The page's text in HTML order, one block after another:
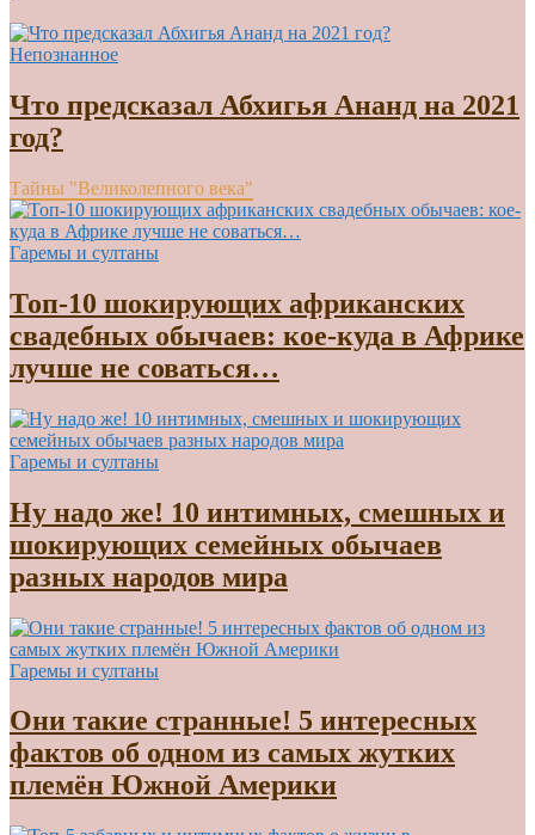
Непознанное
Что предсказал Абхигья Ананд на 2021
год?
Тайны "Великолепного века"
Гаремы и султаны
Топ-10 шокирующих африканских
свадебных обычаев: кое-куда в Африке
лучше не соваться…
Гаремы и султаны
Ну надо же! 10 интимных, смешных и
шокирующих семейных обычаев
разных народов мира
Гаремы и султаны
Они такие странные! 5 интересных
фактов об одном из самых жутких
племён Южной Америки